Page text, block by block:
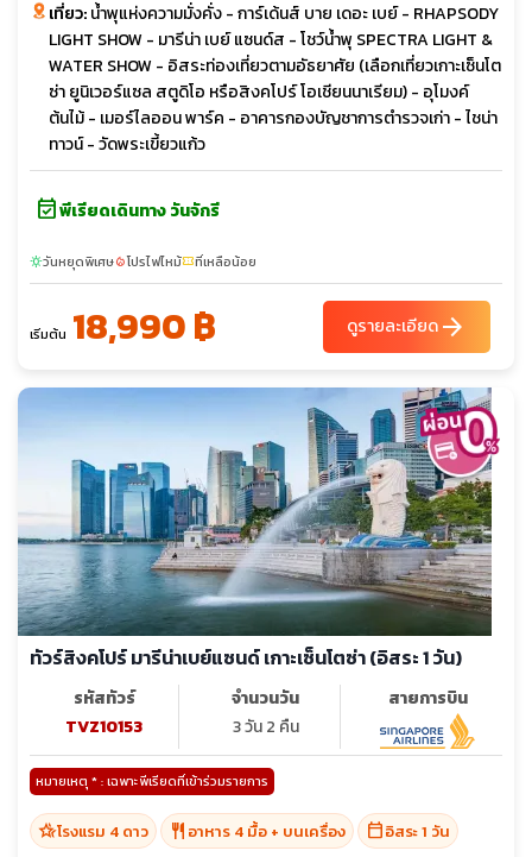
เที่ยว:น้ำพุแห่งความมั่งคั่ง - การ์เด้นส์ บาย เดอะ เบย์ - RHAPSODY
LIGHT SHOW - มารีน่า เบย์ แซนด์ส - โชว์น้ำพุ SPECTRA LIGHT &
WATER SHOW - อิสระท่องเที่ยวตามอัธยาศัย (เลือกเที่ยวเกาะเซ็นโต
ซ่า ยูนิเวอร์แซล สตูดิโอ หรือสิงคโปร์ โอเชียนนาเรียม) - อุโมงค์
ต้นไม้ - เมอร์ไลออน พาร์ค - อาคารกองบัญชาการตำรวจเก่า - ไชน่า
ทาวน์ - วัดพระเขี้ยวแก้ว
event_availableพีเรียดเดินทาง วันจักรี
sunnyวันหยุดพิเศษlocal_fire_departmentโปรไฟไหม้confirmation_numberที่เหลือน้อย
เริ่มต้น 18,990 ฿ ดูรายละเอียดarrow_forward
ทัวร์สิงคโปร์ มารีน่าเบย์แซนด์ เกาะเซ็นโตซ่า (อิสระ 1 วัน)
รหัสทัวร์
TVZ10153
จำนวนวัน
3 วัน 2 คืน
สายการบิน
หมายเหตุ * : เฉพาะพีเรียดที่เข้าร่วมรายการ
hotel_classโรงแรม 4 ดาว restaurant อาหาร 4 มื้อ + บนเครื่อง calendar_todayอิสระ 1 วัน